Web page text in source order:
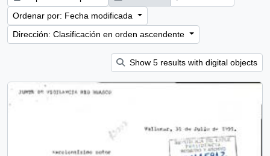
Ordenar por: Fecha modificada
Dirección: Clasificación en orden ascendente
Show 5 results with digital objects